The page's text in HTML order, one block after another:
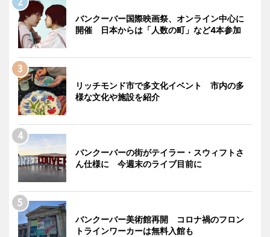
バンクーバー国際映画祭、オンライン中心に
開催 日本からは「人数の町」など4本参加
リッチモンド市で多文化イベント 市内の多
様な文化や施設を紹介
バンクーバーの街がテイラー・スウィフトさ
ん仕様に 今週末のライブ目前に
バンクーバー美術館再開 コロナ禍のフロン
トラインワーカーは無料入館も